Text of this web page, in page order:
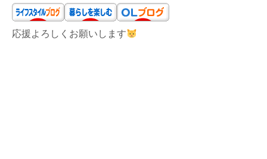
応援よろしくお願いします